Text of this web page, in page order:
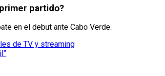
partido?
en el debut ante Cabo Verde.
de TV y streaming